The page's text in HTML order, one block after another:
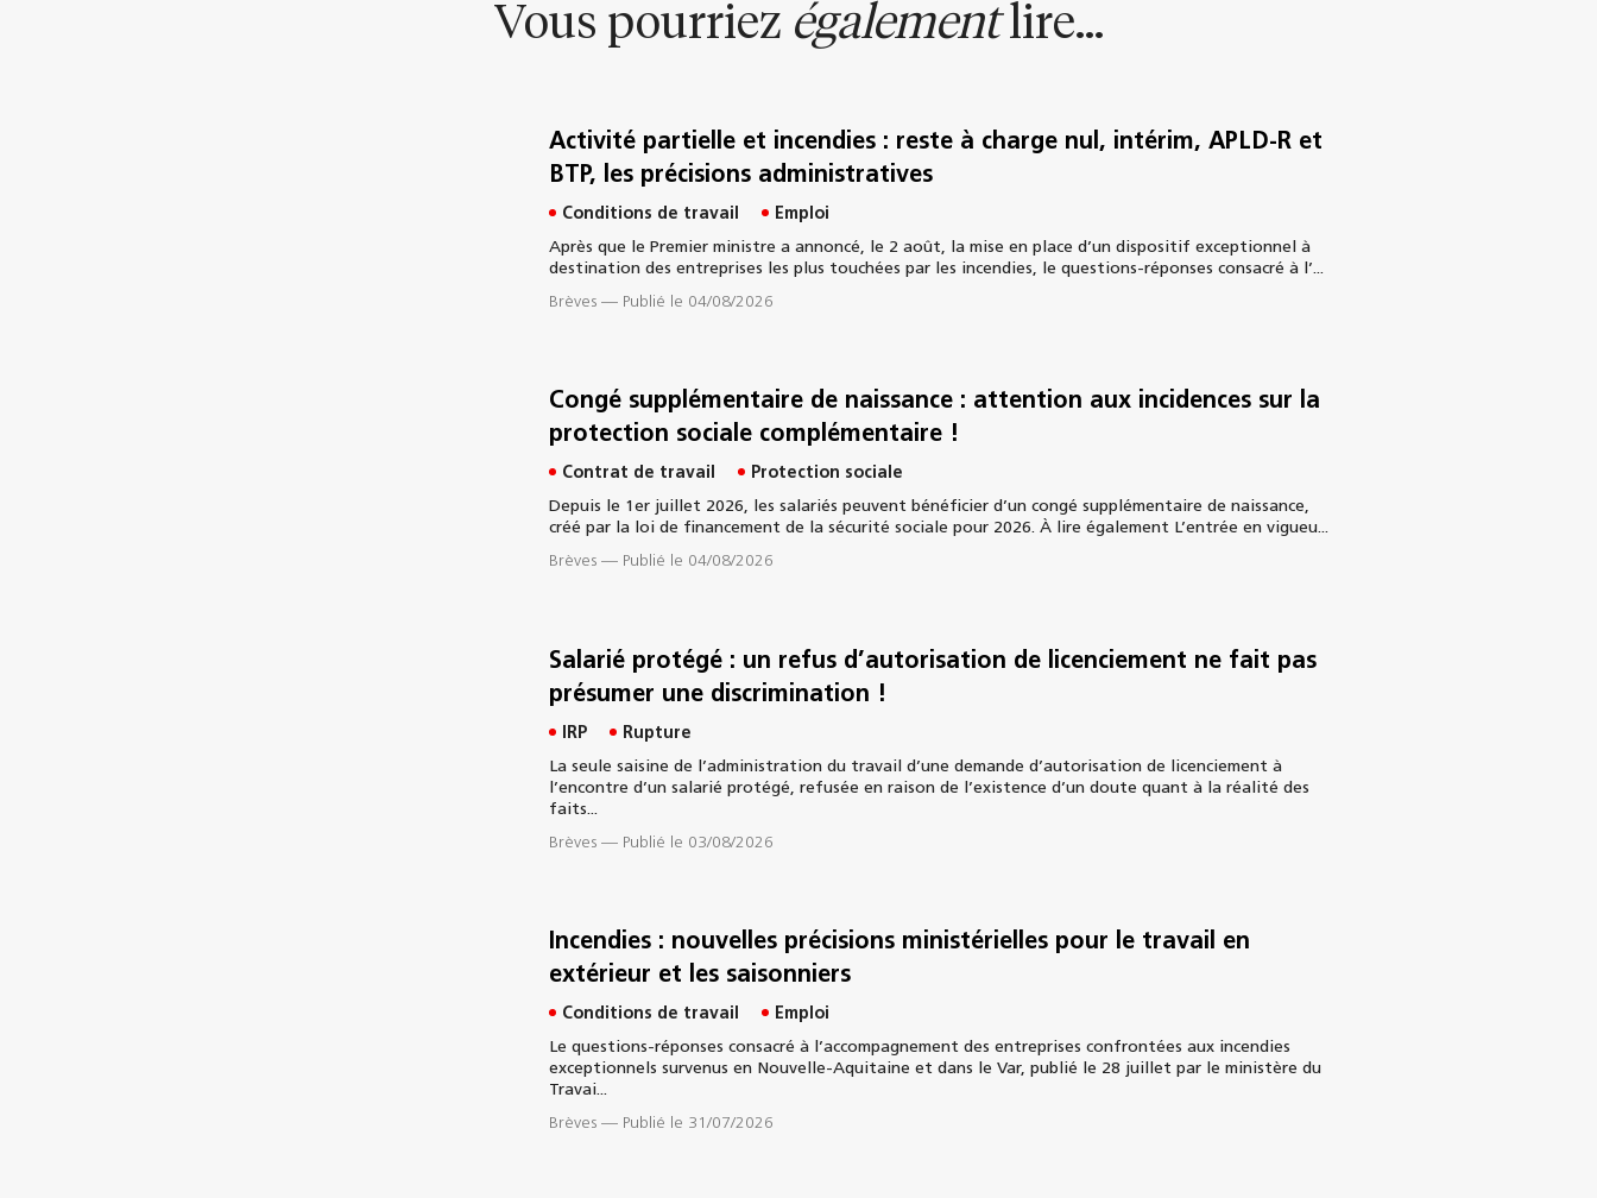
Vous pourriez égalementlire...
Activité partielle et incendies : reste à charge nul, intérim, APLD-R et
BTP, les précisions administratives
Conditions de travail
Emploi
Après que le Premier ministre a annoncé, le 2 août, la mise en place d’un dispositif exceptionnel à
destination des entreprises les plus touchées par les incendies, le questions-réponses consacré à l’...
Brèves — Publié le 04/08/2026
Congé supplémentaire de naissance : attention aux incidences sur la
protection sociale complémentaire !
Contrat de travail
Protection sociale
Depuis le 1er juillet 2026, les salariés peuvent bénéficier d’un congé supplémentaire de naissance,
créé par la loi de financement de la sécurité sociale pour 2026. À lire également L’entrée en vigueu...
Brèves — Publié le 04/08/2026
Salarié protégé : un refus d’autorisation de licenciement ne fait pas
présumer une discrimination !
IRP
Rupture
La seule saisine de l’administration du travail d’une demande d’autorisation de licenciement à
l’encontre d’un salarié protégé, refusée en raison de l’existence d’un doute quant à la réalité des
faits...
Brèves — Publié le 03/08/2026
Incendies : nouvelles précisions ministérielles pour le travail en
extérieur et les saisonniers
Conditions de travail
Emploi
Le questions-réponses consacré à l’accompagnement des entreprises confrontées aux incendies
exceptionnels survenus en Nouvelle-Aquitaine et dans le Var, publié le 28 juillet par le ministère du
Travai...
Brèves — Publié le 31/07/2026